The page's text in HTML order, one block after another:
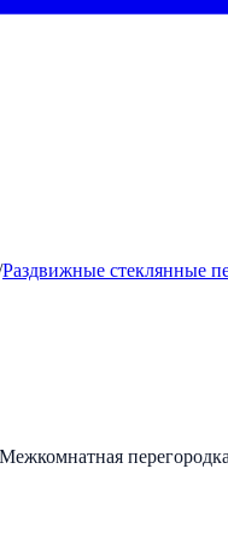
Раздвижные стеклянные